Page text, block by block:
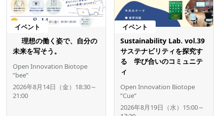
イベント
理想の働く姿で、自分の
未来を写そう。
Open Innovation Biotope
”bee”
2026年8月14日（金）18:30～
21:00
イベント
Sustainability Lab. vol.39
サステナビリティを探究す
る 学び合いのコミュニテ
ィ
Open Innovation Biotope
”Cue”
2026年8月19日（水）15:00～